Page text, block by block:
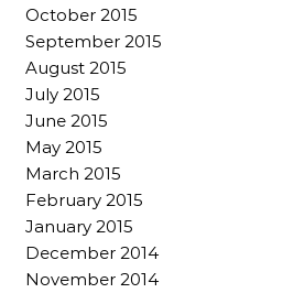
October 2015
September 2015
August 2015
July 2015
June 2015
May 2015
March 2015
February 2015
January 2015
December 2014
November 2014